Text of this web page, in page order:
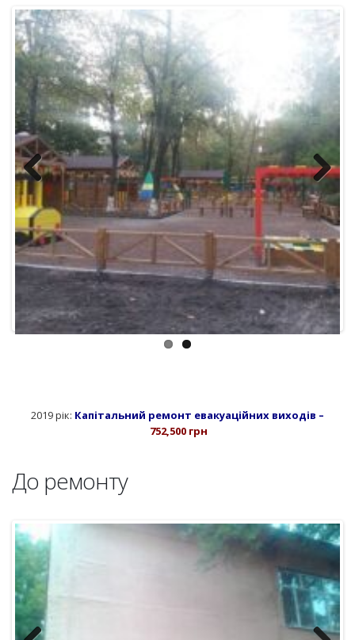
Previous Next
2019 рік:Капітальний ремонт евакуаційних виходів
–
752,500 грн
Previous Next